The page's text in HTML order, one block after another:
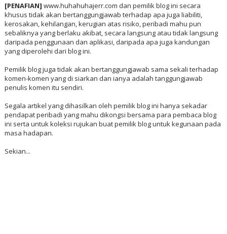
[PENAFIAN] www.huhahuhajerr.com dan pemilik blog ini secara
khusus tidak akan bertanggungjawab terhadap apa juga liabiliti,
kerosakan, kehilangan, kerugian atas risiko, peribadi mahu pun
sebaliknya yang berlaku akibat, secara langsung atau tidak langsung
daripada penggunaan dan aplikasi, daripada apa juga kandungan
yang diperolehi dari blog ini.
Pemilik blog juga tidak akan bertanggungjawab sama sekali terhadap
komen-komen yang di siarkan dan ianya adalah tanggungjawab
penulis komen itu sendiri.
Segala artikel yang dihasilkan oleh pemilik blog ini hanya sekadar
pendapat peribadi yang mahu dikongsi bersama para pembaca blog
ini serta untuk koleksi rujukan buat pemilik blog untuk kegunaan pada
masa hadapan.
Sekian...